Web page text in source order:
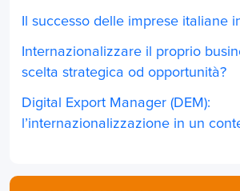
Il successo delle imprese italiane
Internazionalizzare il proprio
scelta strategica od opportunità?
Digital Export Manager (DEM):
l’internazionalizzazione in un